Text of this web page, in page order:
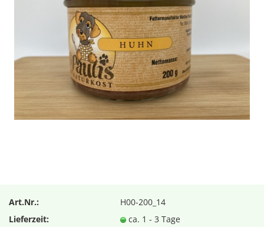
Art.Nr.:
H00-200_14
Lieferzeit:
ca. 1 - 3 Tage